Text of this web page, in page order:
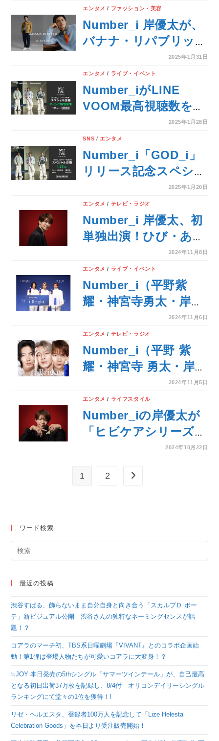
時、独占ライブ配信！
ーに就任！
エンタメ / ファッション・美容
Number_i 岸優太が、
バナナ・リパブリック
初のブランドアンバサ
ダーに就任！
2025年1月31日
エンタメ / ライブ・イベント
Number_iがLINE
VOOM最高視聴数を記
録！LINE VOOMで配
信したコーナーも含め
LINE MUSICにてアー
カイブ配信
2025年1月28日
SNS / エンタメ
Number_i「GOD_i」
リリース記念スペシャ
ル企画決定！デビュー
1周年特番をLINE
VOOMで独占配信、さ
らに新曲にまつわる深
掘りトークをLINE
MUSICで生配信
2025年1月20日
エンタメ / テレビ・ラジオ
Number_i 岸優太、初
単独出演！ひび・あか
ぎれ治療薬「ヒビケア
シリーズ」新作
TVCM「巨大パッケー
ジ」篇、2024年11月8
日(金)より放映開始！
2024年11月8日
エンタメ / ライブ・イベント
Number_i（平野紫
耀・神宮寺勇太・岸優
太）が登場『雪肌精
新・グローバルブラン
ドミューズ就任発表
会』開催！Number_i
が目指したい理想の
肌・スキンケアのこだ
わりについても披露！
2024年11月6日
エンタメ / テレビ・ラジオ
Number_i（平野 紫
耀・神宮寺 勇太・岸
優太）が『雪肌精』の
新・グローバルブラン
ドミューズに就任！新
TVCM 『i Bright.－前
を向く、この肌に。
始 ！
2024年11月5日
エンタメ / ライフスタイル
Number_iの岸優太が
「ヒビケアシリーズ」
新イメージキャラクタ
っています！」と就任
2024年10月22日
1 2 次のページへ
ワード検索
最近の投稿
渋谷すばる、飾らないまま自分自身と向き合う「スカルプＤ ボー
テ」新ビジュアル公開 渋谷さんの独特なネーミングセンスが話
題！？
コアラのマーチ初、TBS系日曜劇場『VIVANT』とのコラボ企画始
動！第1弾は登場人物たちが可愛いコアラに大変身！？
≒JOY 本日発売の5thシングル「サマーツインテール」が、自己最高
となる初日出荷37万枚を記録し、8/4付 オリコンデイリーシングル
ランキングにて堂々の1位を獲得！!
リゼ・ヘルエスタ、登録者100万人を記念して「Lize Helesta
Celebration Goods」を本日より受注販売開始！